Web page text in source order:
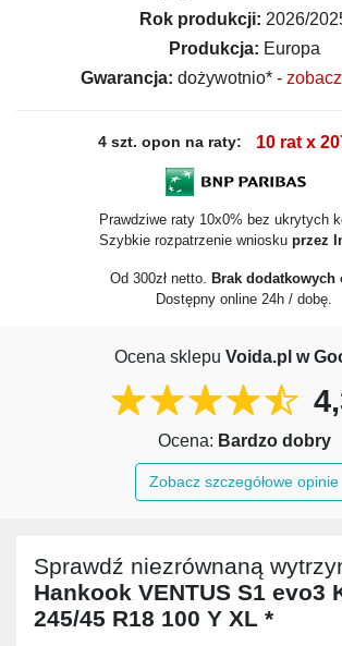
Rok produkcji: 2026/
Produkcja: Europa
Gwarancja: dożywotnio* -
4 szt. opon na raty: 10 rat x
Prawdziwe raty 10x0% bez ukrytych
Szybkie rozpatrzenie wniosku przez
Od 300zł netto. Brak dodatkowych
Dostępny online 24h / dobę.
Ocena sklepu Voida.pl w
Ocena: Bardzo dobry
Zobacz szczegółowe opinie
Sprawdź niezrównaną
Hankook VENTUS S1 evo3
245/45 R18 100 Y XL *